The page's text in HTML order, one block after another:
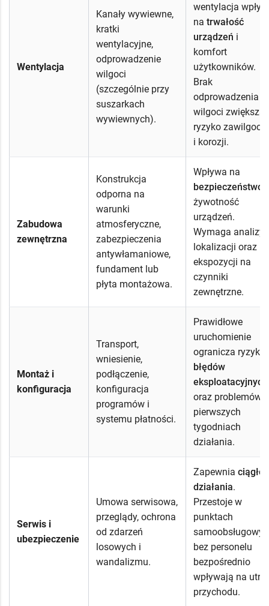
Wentylacja
Kanały wywiewne,
kratki
wentylacyjne,
odprowadzenie
wilgoci
(szczególnie przy
suszarkach
wywiewnych).
wentylacja
na trwałość
urządzeń i
komfort
użytkowników.
Brak
odprowadzenia
wilgoci zwiększa
ryzyko
i korozji.
Zabudowa
zewnętrzna
Konstrukcja
odporna na
warunki
atmosferyczne,
zabezpieczenia
antywłamaniowe,
fundament lub
płyta montażowa.
Wpływa na
bezpieczeństwo
żywotność
urządzeń.
Wymaga analizy
lokalizacji oraz
ekspozycji na
czynniki
zewnętrzne.
Montaż i
konfiguracja
Transport,
wniesienie,
podłączenie,
konfiguracja
programów i
systemu płatności.
Prawidłowe
uruchomienie
ogranicza ryzyko
błędów
eksploatacyjnych
oraz problemów
pierwszych
tygodniach
działania.
Serwis i
ubezpieczenie
Umowa serwisowa,
przeglądy, ochrona
od zdarzeń
losowych i
wandalizmu.
Zapewnia
działania.
Przestoje w
punktach
bez personelu
bezpośrednio
wpływają na
przychodu.